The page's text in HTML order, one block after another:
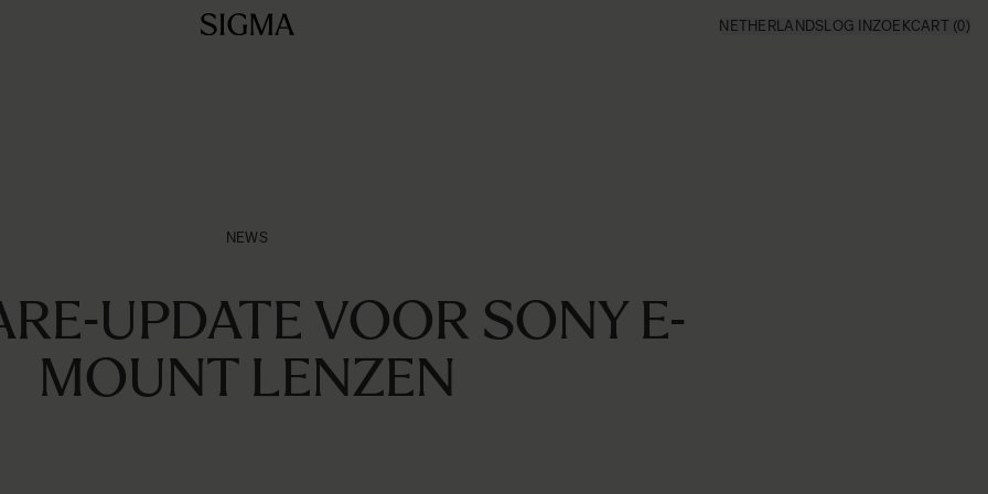
NETHERLANDS LOG IN ZOEKCART (0)
NEWS
UPDATE VOOR SONY E-
MOUNT LENZEN